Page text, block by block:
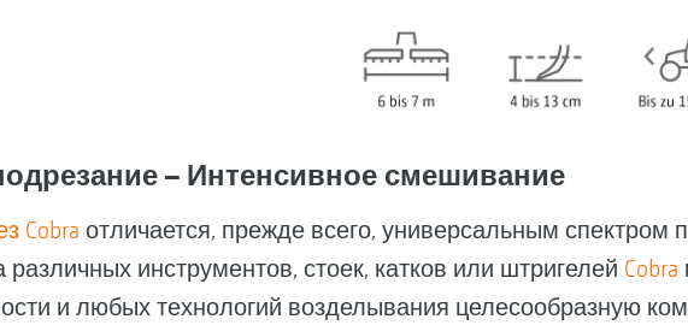
– Интенсивное смешивание
Cobra отличается, прежде всего, универсальным спектром
инструментов, стоек, катков или штригелей Cobra
и любых технологий возделывания целесообразную